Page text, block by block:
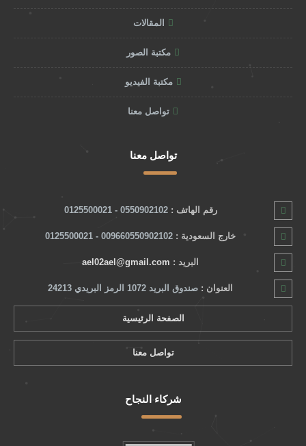
المقالات
مكتبة الصور
مكتبة الفيديو
تواصل معنا
تواصل معنا
رقم الهاتف :0550902102 - 0125500021
خارج السعودية : 009660550902102 - 0125500021
البريد : ael02ael@gmail.com
العنوان : صندوق البريد 1072 الرمز البريدي 24213
الصفحة الرئيسية
تواصل معنا
شركاء النجاح